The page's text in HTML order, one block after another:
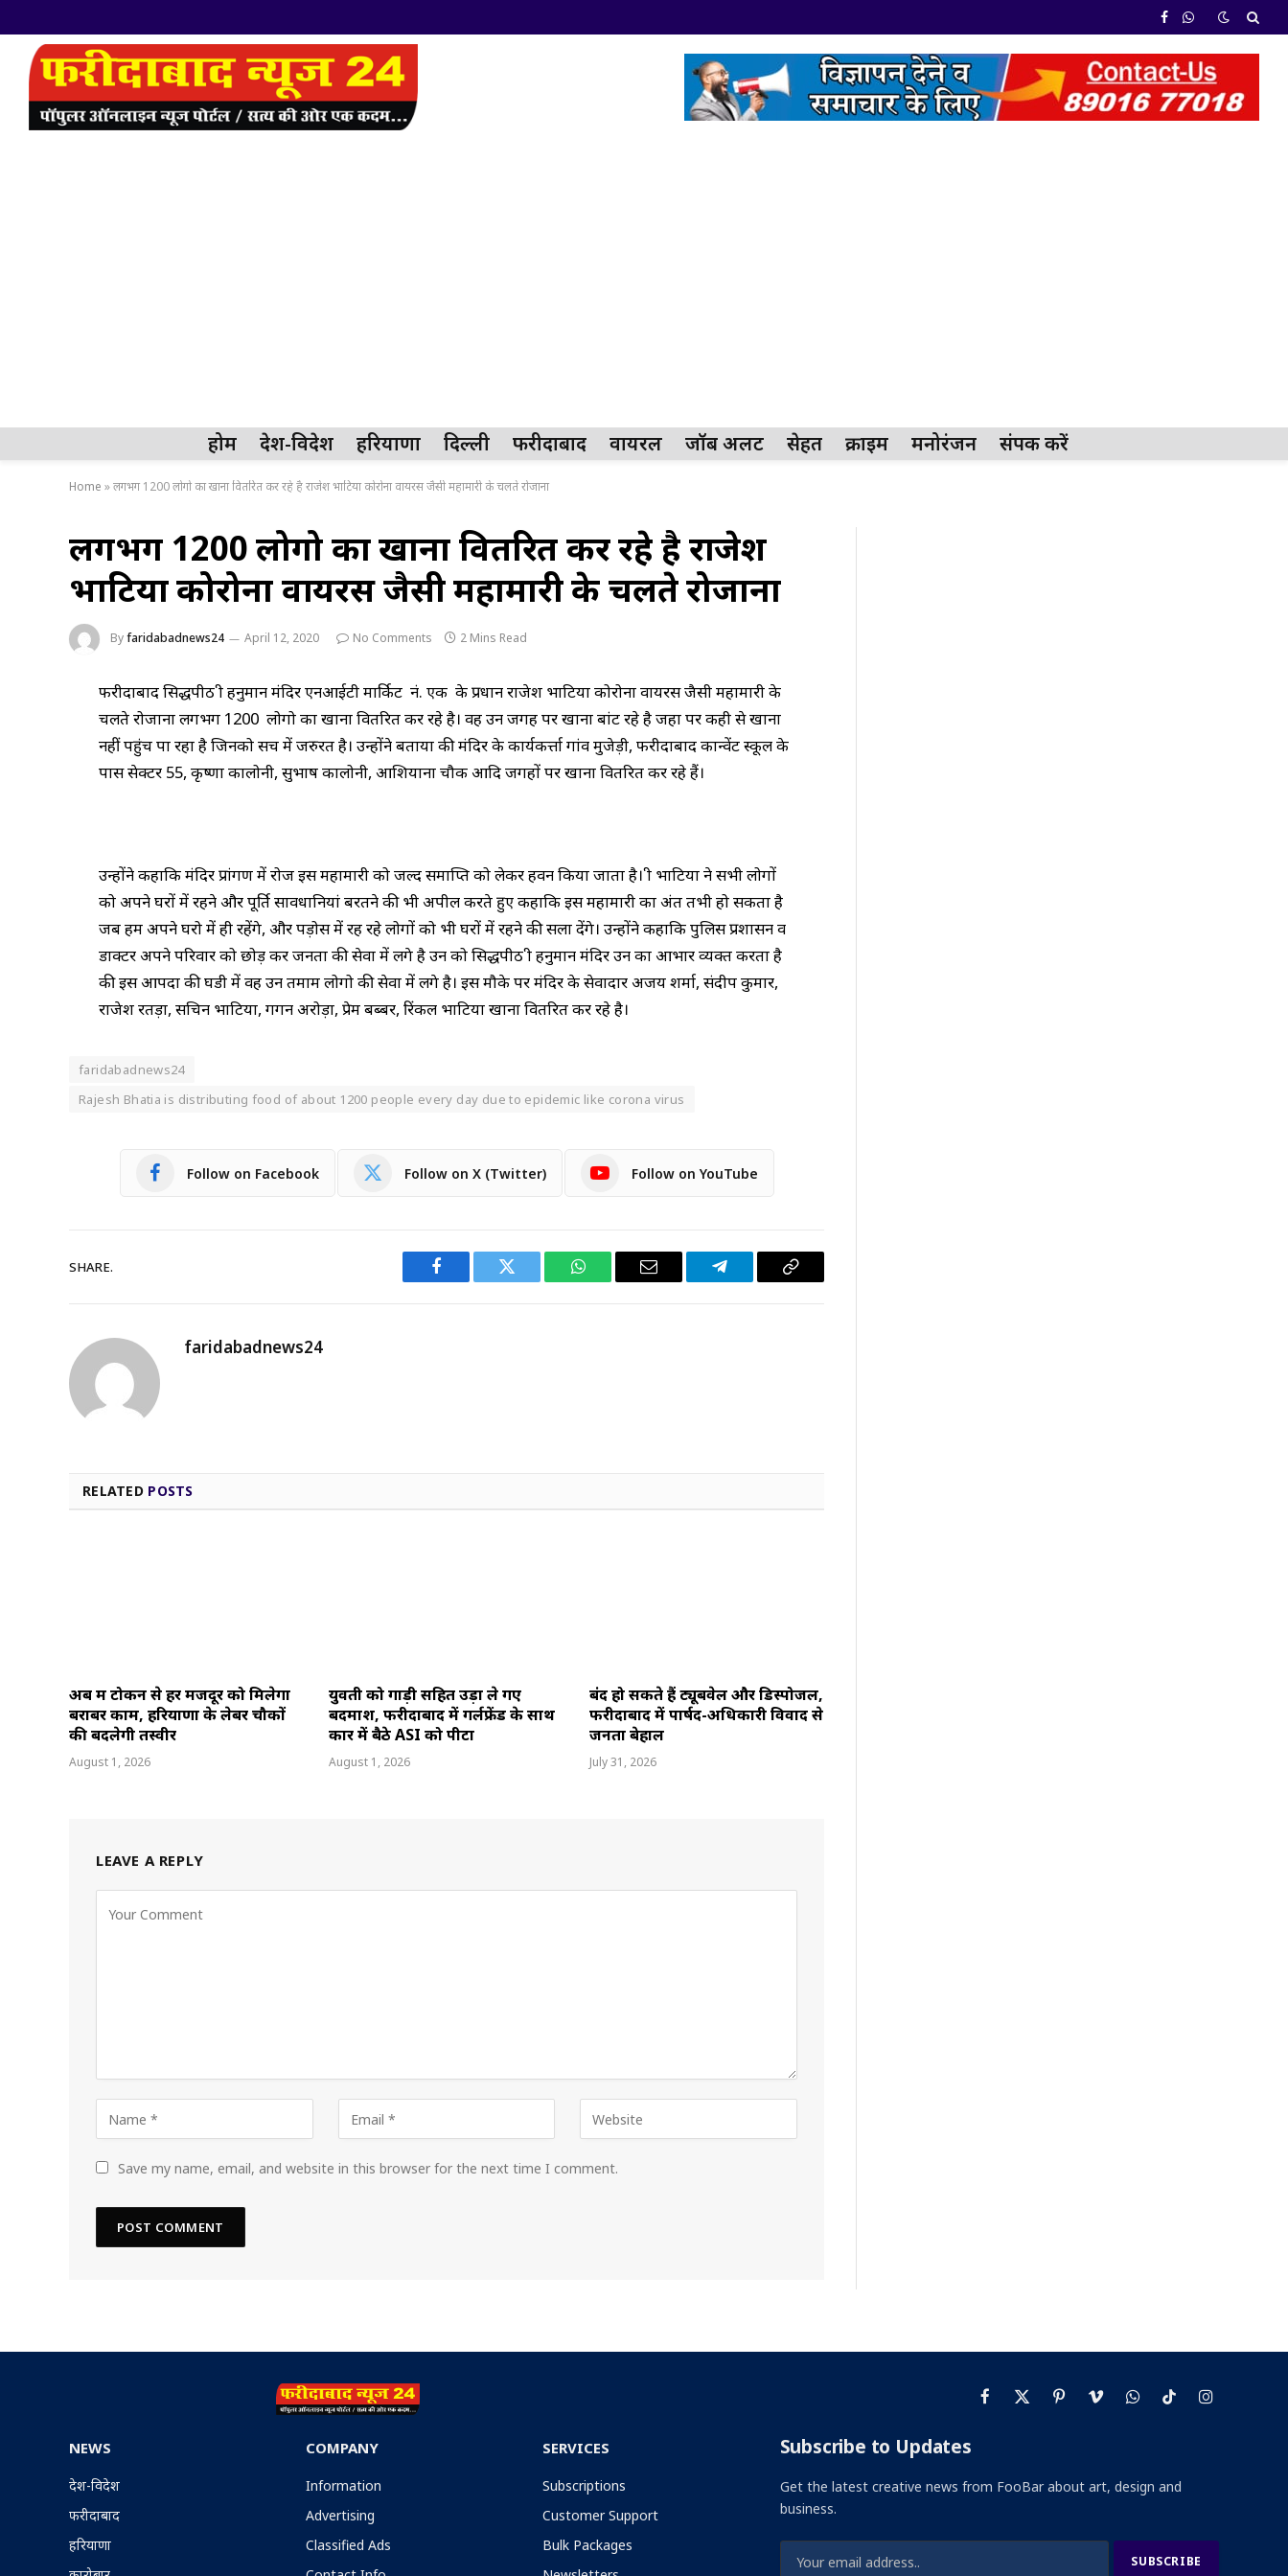
Facebook
WhatsApp
होम देश-विदेश हरियाणा दिल्ली फरीदाबाद वायरल जॉब अलर्ट सेहत क्राईम मनोरंजन संपर्क करें
Home »लगभग 1200 लोगो का खाना वितरित कर रहे है राजेश भाटिया कोरोना वायरस जैसी महामारी के चलते रोजाना
लगभग 1200 लोगो का खाना वितरित कर रहे है राजेश
भाटिया कोरोना वायरस जैसी महामारी के चलते रोजाना
Byfaridabadnews24 April 12, 2020 No Comments 2 Mins Read
फरीदाबाद सिद्धपीठ श्री हनुमान मंदिर एनआईटी मार्किट नं. एक के प्रधान राजेश भाटिया कोरोना वायरस जैसी महामारी के
चलते रोजाना लगभग 1200 लोगो का खाना वितरित कर रहे है। वह उन जगह पर खाना बांट रहे है जहा पर कही से खाना
नहीं पहुंच पा रहा है जिनको सच में जरुरत है। उन्होंने बताया की मंदिर के कार्यकर्त्ता गांव मुजेड़ी, फरीदाबाद कान्वेंट स्कूल के
पास सेक्टर 55, कृष्णा कालोनी, सुभाष कालोनी, आशियाना चौक आदि जगहों पर खाना वितरित कर रहे हैं।
उन्होंने कहाकि मंदिर प्रांगण में रोज इस महामारी को जल्द समाप्ति को लेकर हवन किया जाता है। श्री भाटिया ने सभी लोगों
को अपने घरों में रहने और पूर्ति सावधानियां बरतने की भी अपील करते हुए कहाकि इस महामारी का अंत तभी हो सकता है
जब हम अपने घरो में ही रहेंगे, और पड़ोस में रह रहे लोगों को भी घरों में रहने की सला देंगे। उन्होंने कहाकि पुलिस प्रशासन व
डाक्टर अपने परिवार को छोड़ कर जनता की सेवा में लगे है उन को सिद्धपीठ श्री हनुमान मंदिर उन का आभार व्यक्त करता है
की इस आपदा की घडी में वह उन तमाम लोगो की सेवा में लगे है। इस मौके पर मंदिर के सेवादार अजय शर्मा, संदीप कुमार,
राजेश रतड़ा, सचिन भाटिया, गगन अरोड़ा, प्रेम बब्बर, रिंकल भाटिया खाना वितरित कर रहे है।
faridabadnews24
Rajesh Bhatia is distributing food of about 1200 people every day due to epidemic like corona virus
Follow on Facebook Follow on X (Twitter) Follow on YouTube
SHARE.
Facebook Twitter WhatsAppEmail Telegram Copy
faridabadnews24
RELATED POSTS
अब श्रम टोकन से हर मजदूर को मिलेगा
बराबर काम, हरियाणा के लेबर चौकों
की बदलेगी तस्वीर
August 1, 2026
युवती को गाड़ी सहित उड़ा ले गए
बदमाश, फरीदाबाद में गर्लफ्रेंड के साथ
कार में बैठे ASI को पीटा
August 1, 2026
बंद हो सकते हैं ट्यूबवेल और डिस्पोजल,
फरीदाबाद में पार्षद-अधिकारी विवाद से
जनता बेहाल
July 31, 2026
LEAVE A REPLY
Save my name, email, and website in this browser for the next time I comment.
Facebook
X
PinterestVimeoWhatsAppTikTokInstagram
NEWS
देश-विदेश
फरीदाबाद
हरियाणा
COMPANY
Information
Advertising
Classified Ads
SERVICES
Subscriptions
Customer Support
Bulk Packages
Subscribe to Updates
Get the latest creative news from FooBar about art, design and
business.